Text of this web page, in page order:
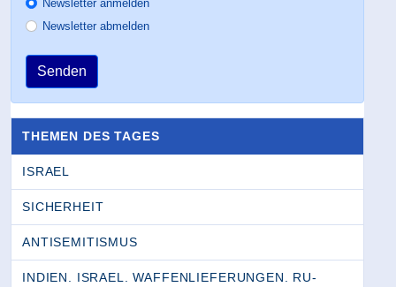
Newsletter anmelden
Newsletter abmelden
Senden
THEMEN DES TAGES
ISRAEL
SICHERHEIT
ANTISEMITISMUS
INDIEN. ISRAEL. WAFFENLIEFERUNGEN. RU­